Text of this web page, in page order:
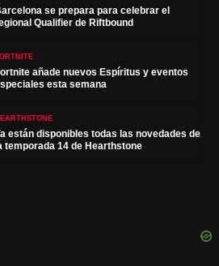
se prepara para celebrar el
Qualifier de Riftbound
añade nuevos Espíritus y eventos
esta semana
están disponibles todas las novedades de
temporada 14 de Hearthstone